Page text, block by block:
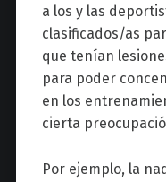
a los y las
clasificados/as
que tenían
para poder
en los
cierta
Por ejemplo, la